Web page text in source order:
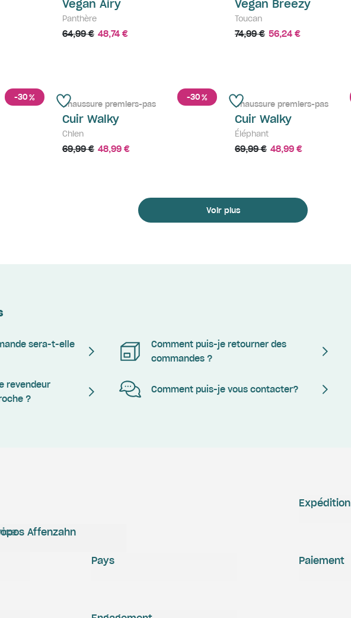
Vegan Airy
Panthère
64,99 € 48,74 €
Vegan Breezy
Toucan
74,99 € 56,24 €
-30% -30%
Chaussure premiers-pas
Cuir Walky
Chien
69,99 € 48,99 €
Chaussure premiers-pas
Cuir Walky
Éléphant
69,99 € 48,99 €
Voir plus
sera-t-elle
Comment puis-je retourner des
commandes ?
revendeur
?
Comment puis-je vous contacter?
Affenzahn
Expédition
Paiement
Pays